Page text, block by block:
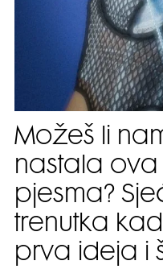
Možeš li
nastala ova
pjesma?
trenutka
prva ideja i